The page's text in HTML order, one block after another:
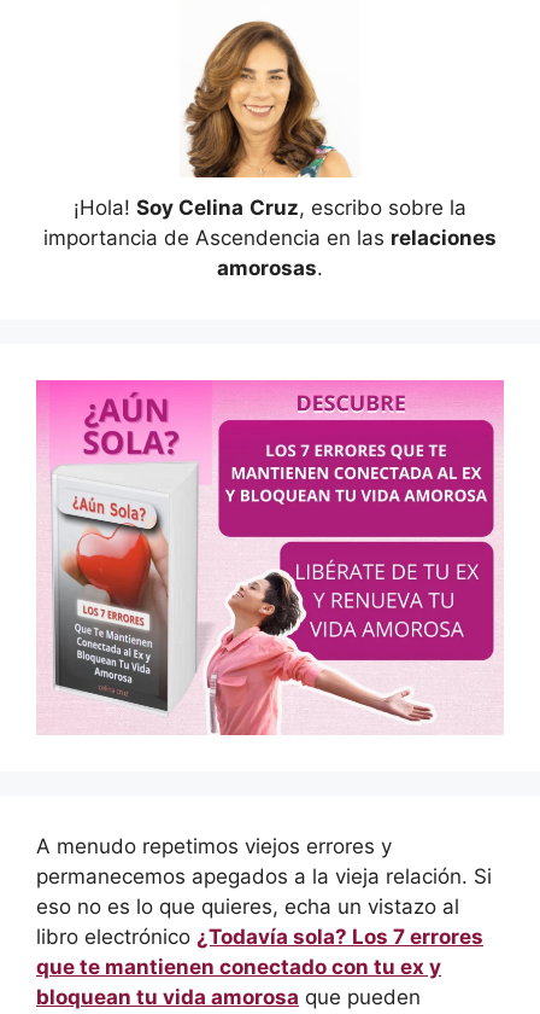
¡Hola! Soy Celina Cruz, escribo sobre la
importancia de Ascendencia en las relaciones
amorosas.
A menudo repetimos viejos errores y
permanecemos apegados a la vieja relación. Si
eso no es lo que quieres, echa un vistazo al
libro electrónico ¿Todavía sola? Los 7 errores
que te mantienen conectado con tu ex y
bloquean tu vida amorosa que pueden